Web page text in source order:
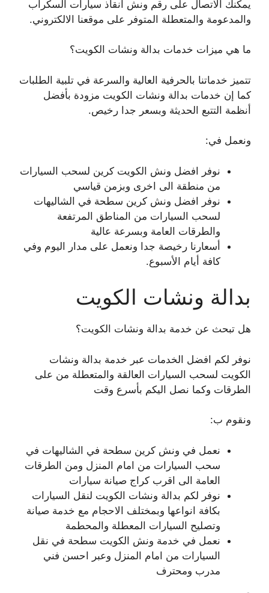
يمكنك الاتصال على رقم ونش انقاذ سيارات السكراب
والمدعومة والمتعطلة المتوفر على موقعنا الالكتروني.
ما هي ميزات خدمات بدالة ونشات الكويت؟
تتميز خدماتنا بالحرفية العالية والسرعة في تلبية الطلبات
كما إن خدمات بدالة ونشات الكويت مزودة بأفضل
أنظمة التتبع الحديثة وبسعر جدا رخيص.
ونعمل في:
نوفر افضل ونش الكويت كرين لسحب السيارات
من منطقة الى اخرى وبزمن قياسي
نوفر افضل ونش كرين سطحة في الشاليهات
لسحب السيارات من المناطق المرتفعة
والطرقات العامة وبسرعة عالية
أسعارنا رخيصة جدا ونعمل على مدار اليوم وفي
كافة أيام الأسبوع.
بدالة ونشات الكويت
هل تبحث عن خدمة بدالة ونشات الكويت؟
نوفر لكم افضل الخدمات عبر خدمة بدالة ونشات
الكويت لسحب السيارات العالقة والمتعطلة من على
الطرقات وكما نصل اليكم بأسرع وقت
ونقوم ب:
نعمل في ونش كرين سطحة في الشاليهات في
سحب السيارات من امام المنزل ومن الطرقات
العامة الى اقرب كراج صيانة سيارات
نوفر لكم بدالة ونشات الكويت لنقل السيارات
بكافة انواعها وبمختلف الاحجام مع خدمة صيانة
وتصليح السيارات المعطلة والمحطمة
نعمل في خدمة ونش الكويت سطحة في نقل
السيارات من امام المنزل وعبر احسن فني
مدرب ومحترف